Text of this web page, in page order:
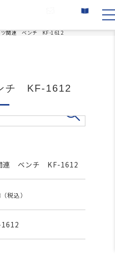
ツ関連 ベンチ KF-1612
チ KF-1612
連 ベンチ KF-1612
（税込）